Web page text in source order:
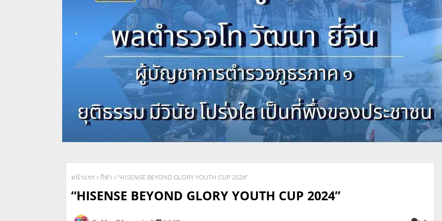
หน้าแรก กีฬา “HISENSE BEYOND GLORY YOUTH CUP 2024”
“HISENSE BEYOND GLORY YOUTH CUP 2024”